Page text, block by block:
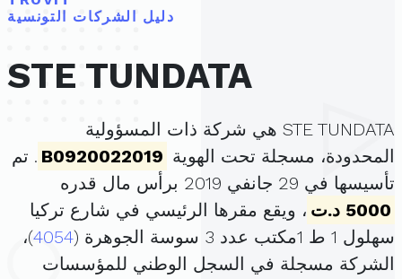
دليل الشركات التونسية
STE TUNDATA
STE TUNDATA هي شركة ذات المسؤولية
المحدودة، مسجلة تحت الهوية B0920022019 . تم
تأسيسها في 29 جانفي 2019 برأس مال قدره
5000 د.ت
، ويقع مقرها الرئيسي في شارع تركيا
سهلول 1 ط 1مكتب عدد 3 سوسة الجوهرة (
4054)،
الشركة مسجلة في السجل الوطني للمؤسسات